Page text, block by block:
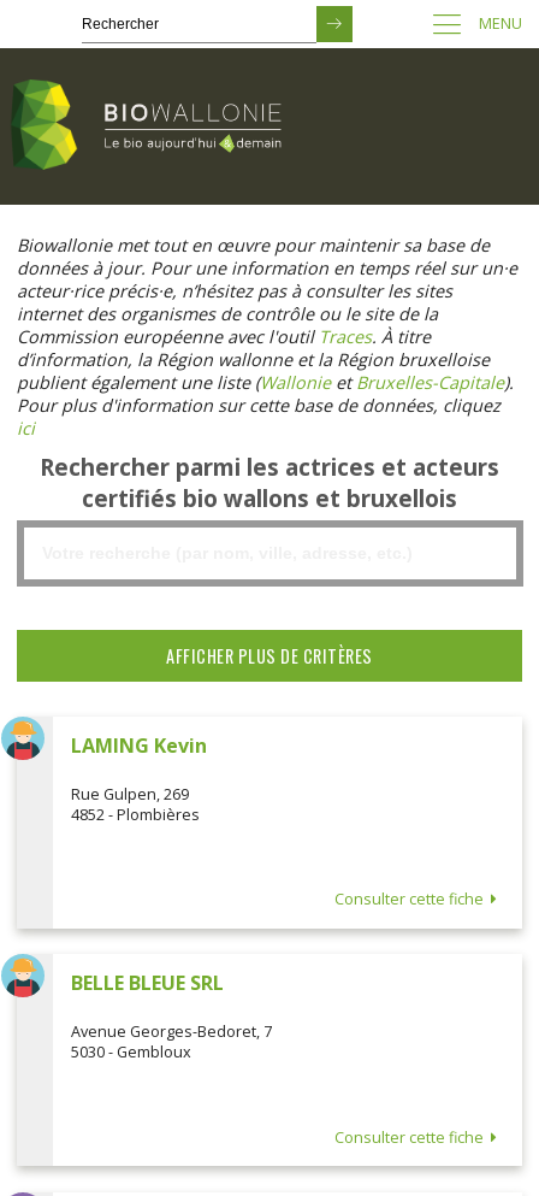
contenu
principal
MENU
Biowallonie met tout en œuvre pour maintenir sa base de
données à jour. Pour une information en temps réel sur un·e
acteur·rice précis·e, n’hésitez pas à consulter les sites
internet des organismes de contrôle ou le site de la
Commission européenne avec l'outil Traces. À titre
d’information, la Région wallonne et la Région bruxelloise
publient également une liste (WallonieetBruxelles-Capitale).
Pour plus d'information sur cette base de données, cliquez
ici
Rechercher parmi les actrices et acteurs
certifiés bio wallons et bruxellois
LAMING Kevin
Rue Gulpen, 269
4852 - Plombières
Consulter cette fiche
BELLE BLEUE SRL
Avenue Georges-Bedoret, 7
5030 - Gembloux
Consulter cette fiche
AFFICHER PLUS DE CRITÈRES